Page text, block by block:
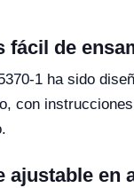
fácil de
1 ha sido
con
ajustable en